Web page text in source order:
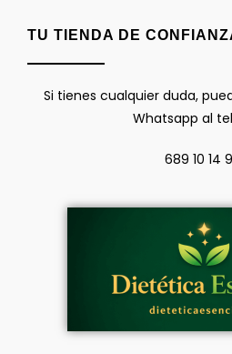
TU TIENDA DE
Si tienes cualquier duda,
Whatsapp al
689 10 14